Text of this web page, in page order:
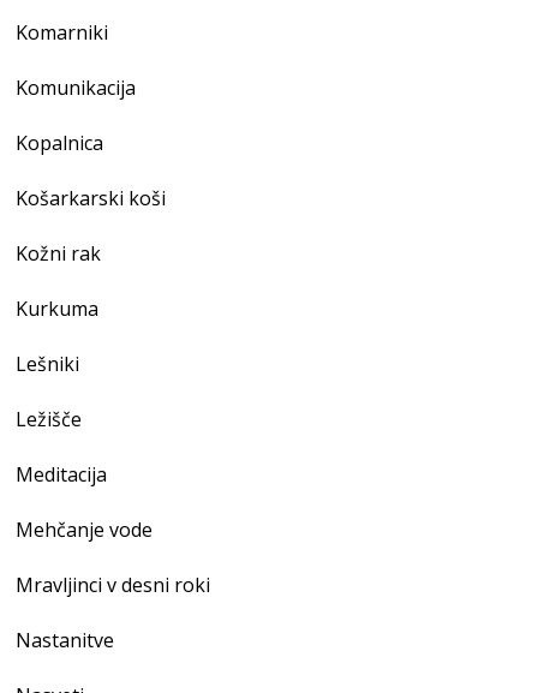
Komarniki
Komunikacija
Kopalnica
Košarkarski koši
Kožni rak
Kurkuma
Lešniki
Ležišče
Meditacija
Mehčanje vode
Mravljinci v desni roki
Nastanitve